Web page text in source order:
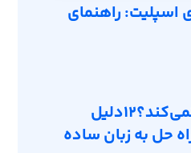
اسپلیت: راهنمای
چرا کولر گازی سرد نمی‌کند؟12دلیل
حل به زبان ساده